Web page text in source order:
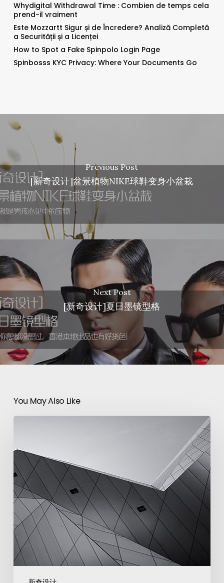
Whydigital Withdrawal Time : Combien de temps cela
prend-il vraiment
Este Mozzartt Sigur și de Încredere? Analiză Completă
a Securității și a Licenței
How to Spot a Fake Spinpolo Login Page
Spinbosss KYC Privacy: Where Your Documents Go
Previous Post
[新奇设计]盆景植物NIKE球鞋变身小盆栽
Next Post
[新奇设计]夏日墨镜型格
You May Also Like